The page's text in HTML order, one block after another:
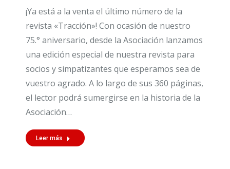
¡Ya está a la venta el último número de la
revista «Tracción»! Con ocasión de nuestro
75.° aniversario, desde la Asociación lanzamos
una edición especial de nuestra revista para
socios y simpatizantes que esperamos sea de
vuestro agrado. A lo largo de sus 360 páginas,
el lector podrá sumergirse en la historia de la
Asociación…
Leer más